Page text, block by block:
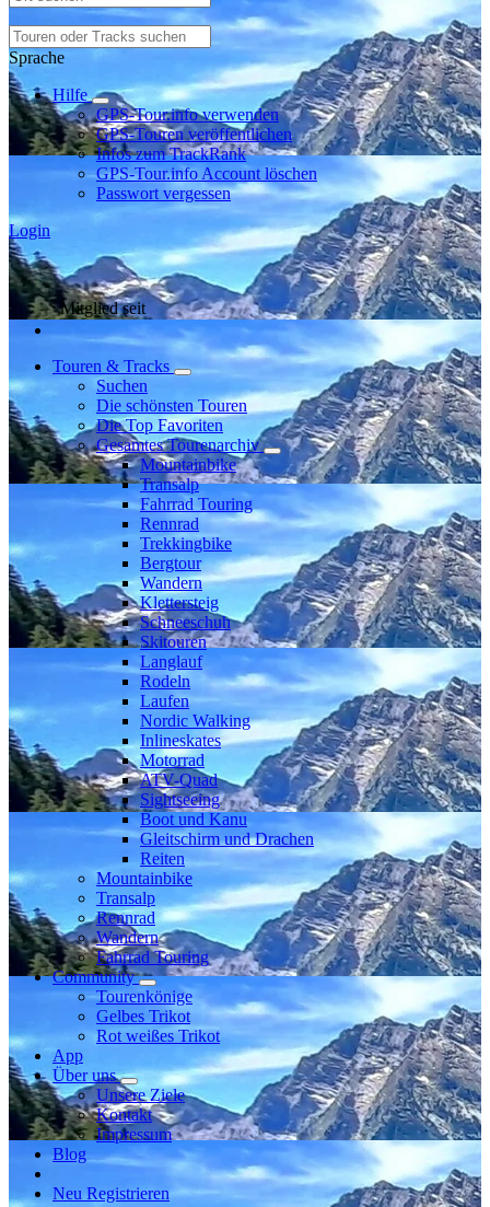
Sprache
Hilfe
GPS-Tour.info verwenden
GPS-Touren veröffentlichen
Infos zum TrackRank
GPS-Tour.info Account löschen
Passwort vergessen
Login
Mitglied seit
Touren & Tracks
Suchen
Die schönsten Touren
Die Top Favoriten
Gesamtes Tourenarchiv
Mountainbike
Transalp
Fahrrad Touring
Rennrad
Trekkingbike
Bergtour
Wandern
Klettersteig
Schneeschuh
Skitouren
Langlauf
Rodeln
Laufen
Nordic Walking
Inlineskates
Motorrad
ATV-Quad
Sightseeing
Boot und Kanu
Gleitschirm und Drachen
Reiten
Mountainbike
Transalp
Rennrad
Wandern
Fahrrad Touring
Community
Tourenkönige
Gelbes Trikot
Rot weißes Trikot
App
Über uns
Unsere Ziele
Kontakt
Impressum
Blog
Neu Registrieren